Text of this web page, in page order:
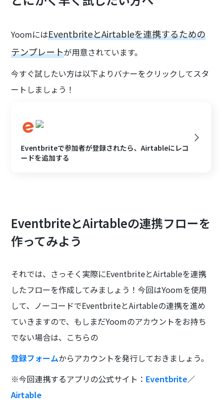
YoomにはEventbriteとAirtableを連携するための
テンプレートが用意されています。
今すぐ試したい方は以下よりバナーをクリックしてスタ
ートしましょう！
Eventbriteで参加者が登録されたら、Airtableにレコ
ードを追加する
EventbriteとAirtableの連携フローを
作ってみよう
それでは、さっそく実際にEventbriteとAirtableを連携
したフローを作成してみましょう！今回はYoomを使用
して、ノーコードでEventbriteとAirtableの連携を進め
ていきますので、もしまだYoomのアカウントをお持ち
でない場合は、こちらの
登録フォームからアカウントを発行しておきましょう。
※今回連携するアプリの公式サイト： Eventbrite／
Airtable